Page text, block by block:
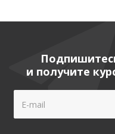
и получите